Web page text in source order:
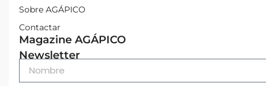
Sobre AGÁPICO
Contactar
Magazine AGÁPICO
Newsletter